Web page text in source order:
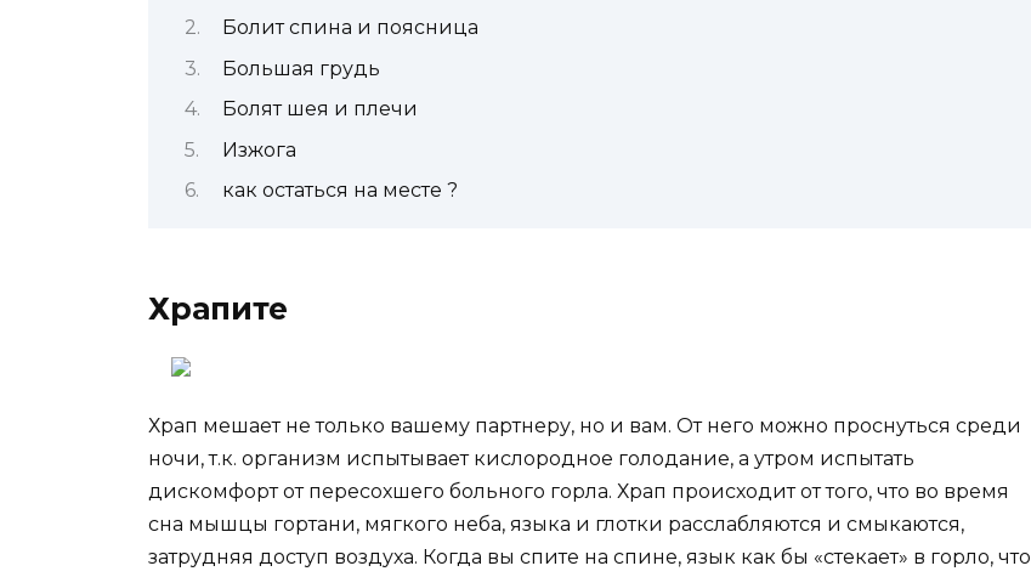
Болит спина и поясница
Большая грудь
Болят шея и плечи
Изжога
как остаться на месте ?
Храпите
Храп мешает не только вашему партнеру, но и вам. От него можно проснуться среди
ночи, т.к. организм испытывает кислородное голодание, а утром испытать
дискомфорт от пересохшего больного горла. Храп происходит от того, что во время
сна мышцы гортани, мягкого неба, языка и глотки расслабляются и смыкаются,
затрудняя доступ воздуха. Когда вы спите на спине, язык как бы «стекает» в горло, что